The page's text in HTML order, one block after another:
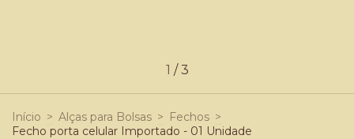
1 /3
Início > Alças para Bolsas > Fechos >
Fecho porta celular Importado - 01 Unidade